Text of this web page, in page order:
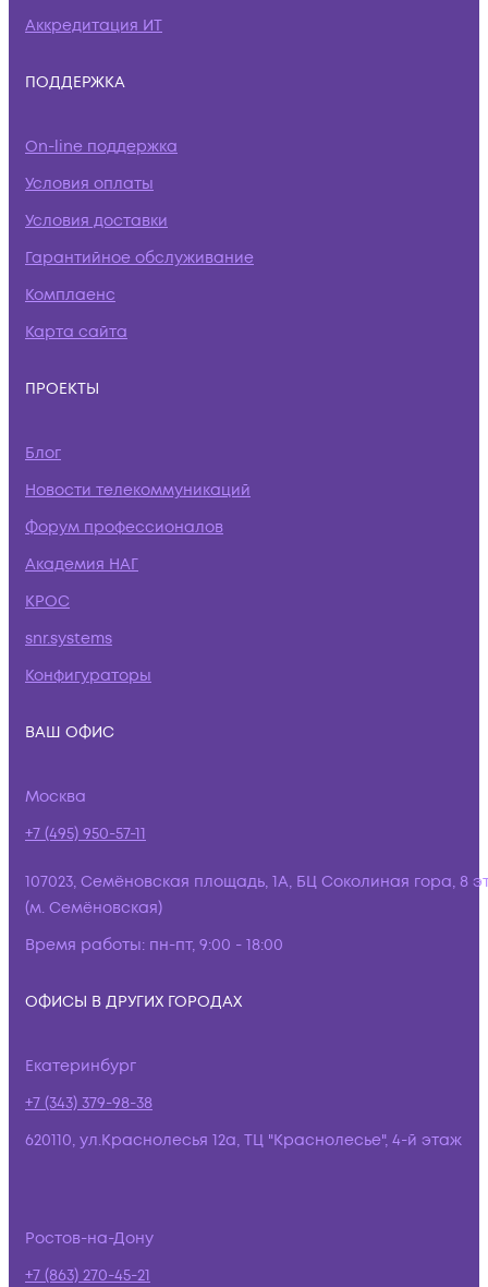
Аккредитация ИТ
ПОДДЕРЖКА
On-line поддержка
Условия оплаты
Условия доставки
Гарантийное обслуживание
Комплаенс
Карта сайта
ПРОЕКТЫ
Блог
Новости телекоммуникаций
Форум профессионалов
Академия НАГ
КРОС
snr.systems
Конфигураторы
ВАШ ОФИС
Москва
+7 (495) 950-57-11
107023, Семёновская площадь, 1А, БЦ Соколиная гора, 8
(м. Семёновская)
Время работы: пн-пт, 9:00 - 18:00
ОФИСЫ В ДРУГИХ ГОРОДАХ
Екатеринбург
+7 (343) 379-98-38
620110, ул.Краснолесья 12а, ТЦ "Краснолесье", 4-й этаж
Ростов-на-Дону
+7 (863) 270-45-21